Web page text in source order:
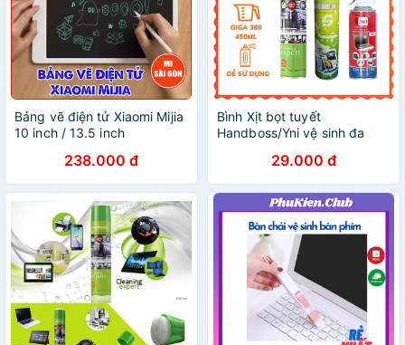
Bảng vẽ điện tử Xiaomi Mijia
10 inch / 13.5 inch
238.000 đ
Bình Xịt bọt tuyết
Handboss/Yni vệ sinh đa
Laptop, điện thoại, ô tô /
Bình xịt khí nén 360 VNET
29.000 đ